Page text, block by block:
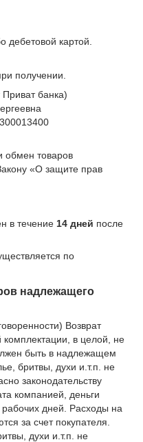
дебетовой картой.
получении.
банка)
обмен товаров
«О защите прав
в течение 14 дней после
по
надлежащего
Возврат
в целой, не
быть в надлежащем
бритвы, духи и.т.п. не
законодательству
компанией, деньги
рабочих дней. Расходы на
за счет покупателя.
духи и.т.п. не